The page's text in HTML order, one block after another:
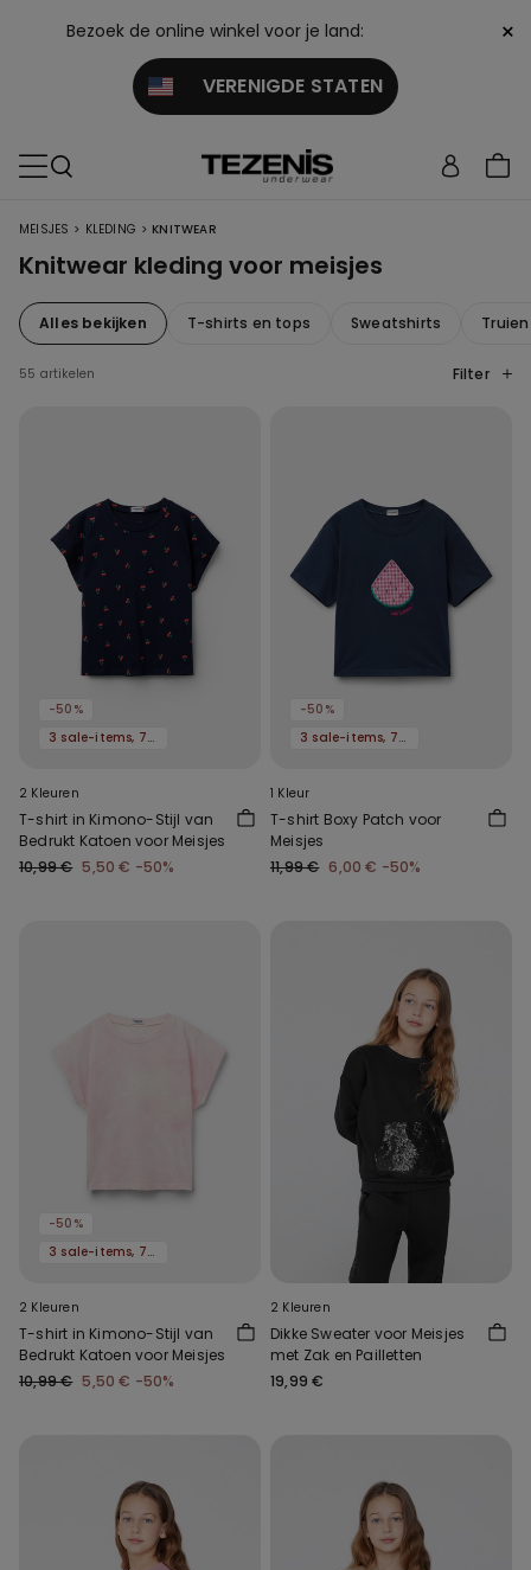
Bezoek de online winkel voor je land:
VERENIGDE STATEN
×
MEISJES > KLEDING > KNITWEAR
Knitwear kleding voor meisjes
Alles bekijken T-shirts en tops Sweatshirts
55 artikelen Filter
-50%
3 sale-items, 70% korting
2 Kleuren
T-shirt in Kimono-Stijl van
Bedrukt Katoen voor Meisjes
10,99 € 5,50 € -50%
-50%
3 sale-items, 70% korting
1 Kleur
T-shirt Boxy Patch voor
Meisjes
11,99 € 6,00 € -50%
-50%
3 sale-items, 70% korting
2 Kleuren
T-shirt in Kimono-Stijl van
Bedrukt Katoen voor Meisjes
10,99 € 5,50 € -50%
2 Kleuren
Dikke Sweater voor Meisjes
met Zak en Pailletten
19,99 €